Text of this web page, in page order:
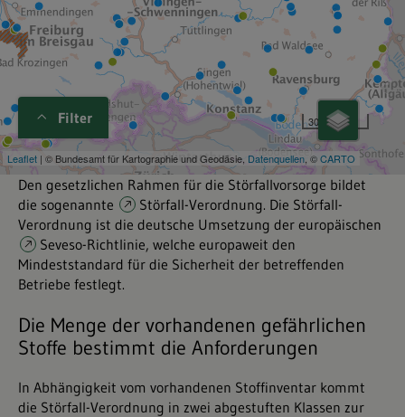
Filter
Den gesetzlichen Rahmen für die Störfallvorsorge bildet
die sogenannte
Störfall-Verordnung. Die Störfall-
Verordnung ist die deutsche Umsetzung der europäischen
Seveso-Richtlinie, welche europaweit den
Mindeststandard für die Sicherheit der betreffenden
Betriebe festlegt.
Die Menge der vorhandenen gefährlichen
Stoffe bestimmt die Anforderungen
In Abhängigkeit vom vorhandenen Stoffinventar kommt
die Störfall-Verordnung in zwei abgestuften Klassen zur